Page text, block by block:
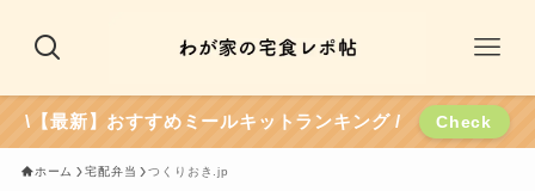
\【最新】おすすめミールキットランキング / Check
ホーム 宅配弁当 つくりおき.jp